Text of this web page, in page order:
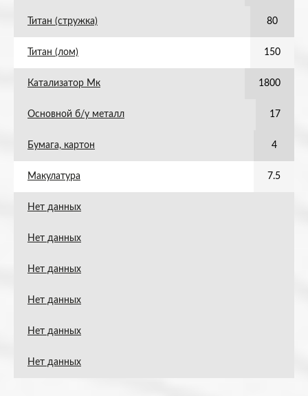
Титан (стружка) 80
Титан (лом) 150
Катализатор Мк 1800
Основной б/у металл 17
Бумага, картон 4
Макулатура 7.5
Нет данных
Нет данных
Нет данных
Нет данных
Нет данных
Нет данных